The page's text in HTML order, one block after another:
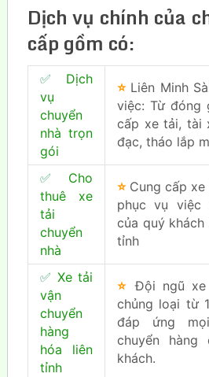
Dịch vụ chính của
cấp gồm có:
✅ Dịch
vụ
chuyển
nhà trọn
gói
⭐ Liên Minh
việc: Từ đóng
cấp xe tải, tài
đạc, tháo lắp
✅
Cho
thuê xe
tải
chuyển
nhà
⭐ Cung cấp
phục vụ việc
của quý
tỉnh
✅ Xe tải
vận
chuyển
hàng
hóa liên
tỉnh
⭐Đội ngũ xe
chủng loại từ
đáp ứng
chuyển
khách.